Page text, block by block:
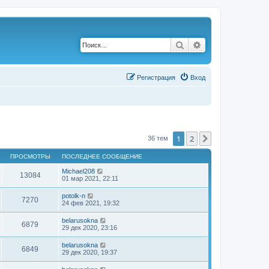
Поиск
Вход
Регистрация
36 тем 1 2
ПРОСМОТРЫ ПОСЛЕДНЕЕ СООБЩЕНИЕ
13084
Michael208
01 мар 2021, 22:11
7270
potolk-n
24 фев 2021, 19:32
6879
belarusokna
29 дек 2020, 23:16
6849
belarusokna
29 дек 2020, 19:37